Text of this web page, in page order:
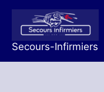
Aller
contenu
Secours-Infirmiers